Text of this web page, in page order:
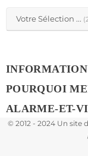
Votre Sélection ...
Protégez
détecteur
choisissant
pour une
Ne prenez
Optez
INFORMATION
POURQUOI
ALARME-ET-
© 2012 - 2024 Un site